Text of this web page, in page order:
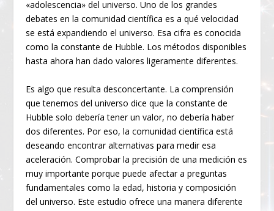
«adolescencia» del universo. Uno de los grandes
debates en la comunidad científica es a qué velocidad
se está expandiendo el universo. Esa cifra es conocida
como la constante de Hubble. Los métodos disponibles
hasta ahora han dado valores ligeramente diferentes.
Es algo que resulta desconcertante. La comprensión
que tenemos del universo dice que la constante de
Hubble solo debería tener un valor, no debería haber
dos diferentes. Por eso, la comunidad científica está
deseando encontrar alternativas para medir esa
aceleración. Comprobar la precisión de una medición es
muy importante porque puede afectar a preguntas
fundamentales como la edad, historia y composición
del universo. Este estudio ofrece una manera diferente